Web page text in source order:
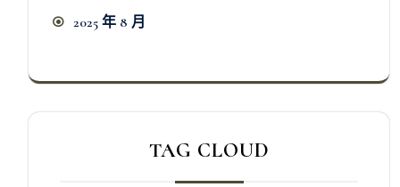
2025 年 8 月
TAG CLOUD